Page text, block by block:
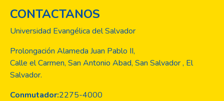
CONTACTANOS
Universidad Evangélica del Salvador
Prolongación Alameda Juan Pablo II,
Calle el Carmen, San Antonio Abad, San Salvador , El
Salvador.
Conmutador:2275-4000